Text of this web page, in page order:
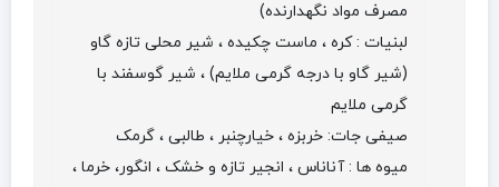
مصرف مواد نگهدارنده)
لبنیات : کره ، ماست چکیده ، شیر محلی تازه گاو
(شیر گاو با درجه گرمی ملایم) ، شیر گوسفند با
گرمی ملایم
صیفی جات: خربزه ، خیارچنبر ، طالبی ، گرمک
میوه ها : آناناس ، انجیر تازه و خشک ، انگور، خرما ،